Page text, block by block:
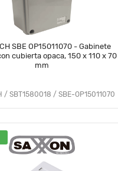
SBE OP15011070 - Gabinete
cubierta opaca, 150 x 110 x 70
mm
/ SBT1580018 / SBE-OP15011070